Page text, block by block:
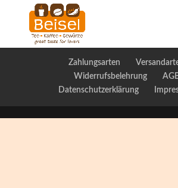
Zahlungsarten
Widerrufsbelehrung
Datenschutzerklärung